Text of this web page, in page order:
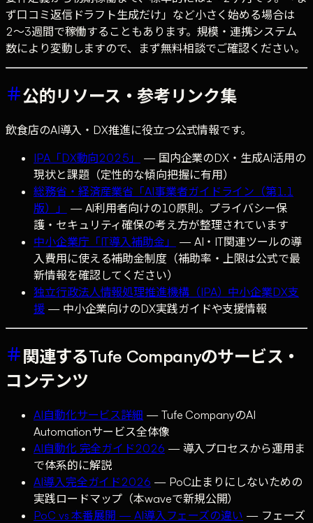
ず口コミ返信ドラフト生成だけ」など小さく始める場合は
2〜3週間で稼働することもあります。規模・連携システム
数により変動しますので、まず無料相談でご確認ください。
公的リソース・参考リンク集
飲食店のAI導入・DX推進に役立つ公式情報です。
IPA「DX動向2025」
— 国内企業のDX・生成AI活用の
現状と課題（定性的な傾向把握に有用）
総務省・経済産業省「AI事業者ガイドライン（第1.1
版）」
— AI利用者向けの10原則。プライバシー保
護・セキュリティ確保の考え方が整理されています
中小企業庁「IT導入補助金」
— AI・IT関連ツールの導
入費用に使える補助金制度（補助率・上限は公式で最
新情報を確認してください）
独立行政法人情報処理推進機構（IPA）中小企業DX支
援— 中小企業向けのDX実践ガイドや支援情報
関連するTufe Companyのサービス・
コンテンツ
AI自動化サービス詳細 — Tufe CompanyのAI
Automationサービス全体像
AI自動化 完全ガイド2026 — 導入プロセスから運用ま
で体系的に解説
AI導入完全ガイド2026 — PoC止まりにしないための
実践ロードマップ（本waveで新規公開）
PoC vs 本番展開 — AI導入フェーズの違い — フェーズ